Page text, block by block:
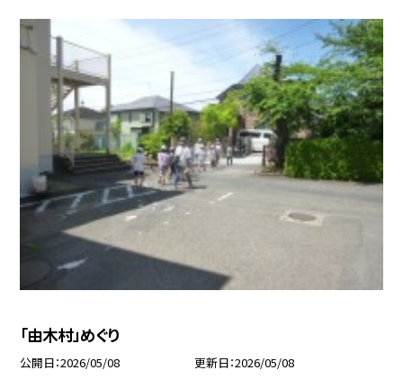
「由木村」めぐり
公開日 2026/05/08 更新日 2026/05/08